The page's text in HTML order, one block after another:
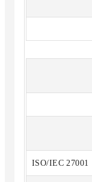
ISO/IEC 27001